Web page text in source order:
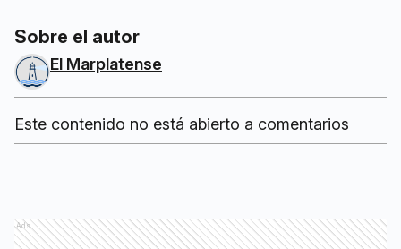
Sobre el autor
El Marplatense
Este contenido no está abierto a comentarios
Ads